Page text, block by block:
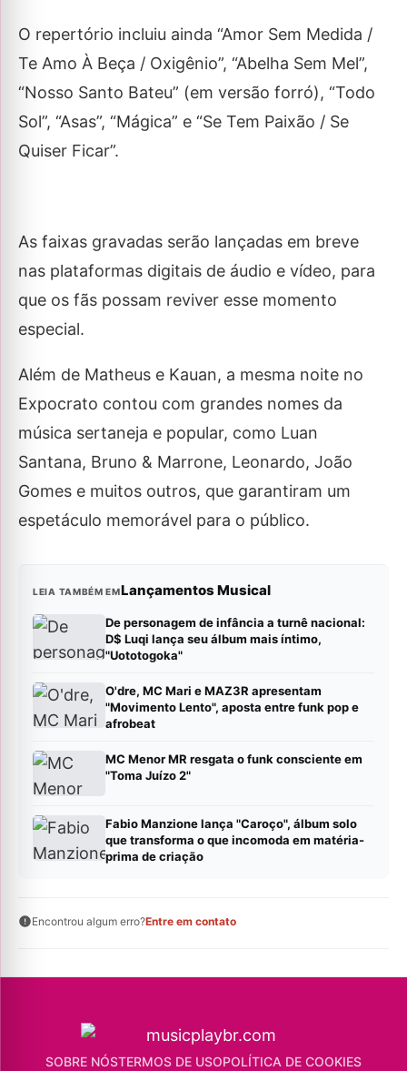
O repertório incluiu ainda “Amor Sem Medida /
Te Amo À Beça / Oxigênio”, “Abelha Sem Mel”,
“Nosso Santo Bateu” (em versão forró), “Todo
Sol”, “Asas”, “Mágica” e “Se Tem Paixão / Se
Quiser Ficar”.
As faixas gravadas serão lançadas em breve
nas plataformas digitais de áudio e vídeo, para
que os fãs possam reviver esse momento
especial.
Além de Matheus e Kauan, a mesma noite no
Expocrato contou com grandes nomes da
música sertaneja e popular, como Luan
Santana, Bruno & Marrone, Leonardo, João
Gomes e muitos outros, que garantiram um
espetáculo memorável para o público.
LEIA TAMBÉM EMLançamentos Musical
De personagem de infância a turnê nacional:
D$ Luqi lança seu álbum mais íntimo,
"Uototogoka"
O'dre, MC Mari e MAZ3R apresentam
"Movimento Lento", aposta entre funk pop e
afrobeat
MC Menor MR resgata o funk consciente em
"Toma Juízo 2"
Fabio Manzione lança "Caroço", álbum solo
que transforma o que incomoda em matéria-
prima de criação
Encontrou algum erro?Entre em contato
SOBRE NÓSTERMOS DE USOPOLÍTICA DE COOKIES